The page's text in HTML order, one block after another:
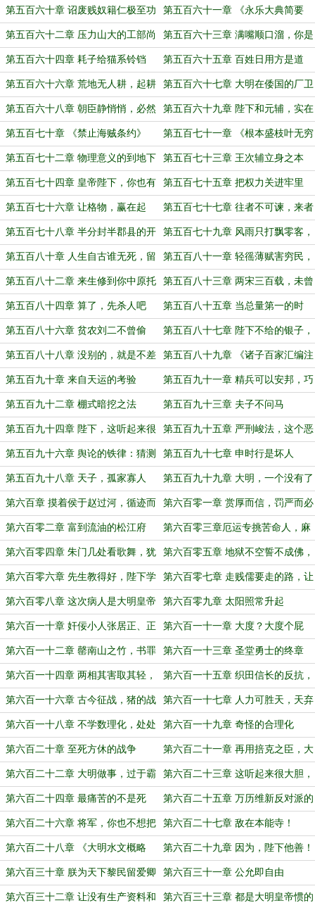
钧 抗明！
第五百六十章 诏废贱奴籍仁极至功
德，乡野田亩间遍是苦命人
第五百六十一章 《永乐大典简要
本》
第五百六十二章 压力山大的工部尚
书
第五百六十三章 满嘴顺口溜，你是
打算进解刳院啊！
第五百六十四章 耗子给猫系铃铛 第五百六十五章 百姓日用方是道
第五百六十六章 荒地无人耕，起耕
有人争
第五百六十七章 大明在倭国的厂卫
——在倭京都地检特搜部
第五百六十八章 朝臣静悄悄，必然
在作妖！
第五百六十九章 陛下和元辅，实在
是太善良了
第五百七十章 《禁止海贼条约》 第五百七十一章 《根本盛枝叶无穷
升平疏》
第五百七十二章 物理意义的到地下
去接地气
第五百七十三章 王次辅立身之本
第五百七十四章 皇帝陛下，你也有
今天！
第五百七十五章 把权力关进牢里
第五百七十六章 让格物，赢在起
点！
第五百七十七章 往者不可谏，来者
犹可追
第五百七十八章 半分封半郡县的开
拓之路
第五百七十九章 风雨只打飘零客，
佛门只渡有钱人。
第五百八十章 人生自古谁无死，留
取丹心照汗青
第五百八十一章 轻徭薄赋害穷民，
与民休息多虚耗
第五百八十二章 来生修到你中原托
生
第五百八十三章 两宋三百载，未曾
复燕云
第五百八十四章 算了，先杀人吧 第五百八十五章 当总量第一的时
候，陛下开始谈人均了！
第五百八十六章 贫农刘二不曾偷 第五百八十七章 陛下不给的银子，
碰都不要碰
第五百八十八章 没别的，就是不差
钱
第五百八十九章 《诸子百家汇编注
释》
第五百九十章 来自天运的考验 第五百九十一章 精兵可以安邦，巧
器可以利民
第五百九十二章 棚式暗挖之法 第五百九十三章 夫子不问马
第五百九十四章 陛下，这听起来很
难理解
第五百九十五章 严刑峻法，这个恶
人朕做了
第五百九十六章 舆论的铁律：猜测
即事实
第五百九十七章 申时行是坏人
第五百九十八章 天子，孤家寡人 第五百九十九章 大明，一个没有了
灵魂的躯壳
第六百章 摸着侯于赵过河，循迹而
行
第六百零一章 赏厚而信，罚严而必
第六百零二章 富到流油的松江府 第六百零三章厄运专挑苦命人，麻
绳专挑细处断
第六百零四章 朱门几处看歌舞，犹
恐春阴咽管弦
第六百零五章 地狱不空誓不成佛，
众生度尽方正菩提
第六百零六章 先生教得好，陛下学
得好
第六百零七章 走贱儒要走的路，让
贱儒无路可走
第六百零八章 这次病人是大明皇帝
而已
第六百零九章 太阳照常升起
第六百一十章 奸佞小人张居正、正
人君子新郑公
第六百一十一章 大度？大度个屁
第六百一十二章 罄南山之竹，书罪
未穷
第六百一十三章 圣堂勇士的终章
第六百一十四章 两相其害取其轻，
两利相权取其重
第六百一十五章 织田信长的反抗，
假借水师独走的名义
第六百一十六章 古今征战，猪的战
术一再被人们成功运用
第六百一十七章 人力可胜天，天弃
人不弃
第六百一十八章 不学数理化，处处
是魔法
第六百一十九章 奇怪的合理化
第六百二十章 至死方休的战争 第六百二十一章 再用掊克之臣，大
明就亡国了！
第六百二十二章 大明做事，过于霸
道了！
第六百二十三章 这听起来很大胆，
但一点都不明智
第六百二十四章 最痛苦的不是死
亡，而是等死
第六百二十五章 万历维新反对派的
大联盟
第六百二十六章 将军，你也不想把
税提高到八公一民吧
第六百二十七章 敌在本能寺！
第六百二十八章 《大明水文概略
图》
第六百二十九章 因为，陛下他善！
第六百三十章 朕为天下黎民留爱卿
在朝
第六百三十一章 公允即自由
第六百三十二章 让没有生产资料和 第六百三十三章 都是大明皇帝惯的